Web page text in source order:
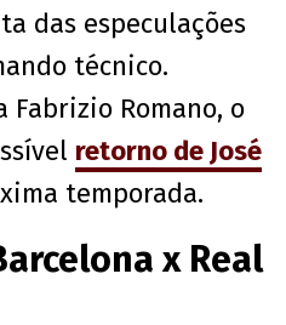
das especulações
técnico.
Romano, o
retorno de José
temporada.
x Real